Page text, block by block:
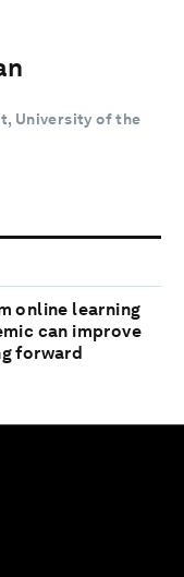
University of the
online learning
can improve
forward